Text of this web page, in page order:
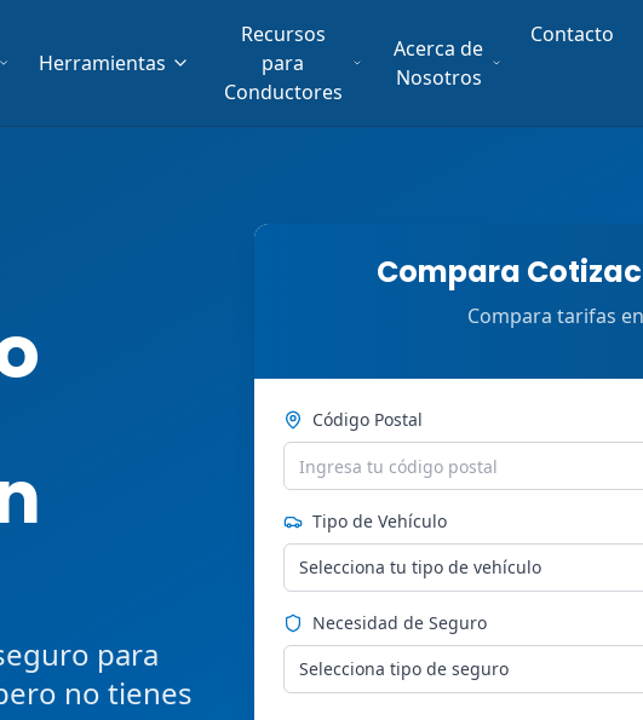
Herramientas
Recursos
para
Conductores
Acerca de
Nosotros
Contacto
para
no tienes
Compara
Compara tarifas
Código Postal
Tipo de Vehículo
Selecciona tu tipo de vehículo
Necesidad de Seguro
Selecciona tipo de seguro